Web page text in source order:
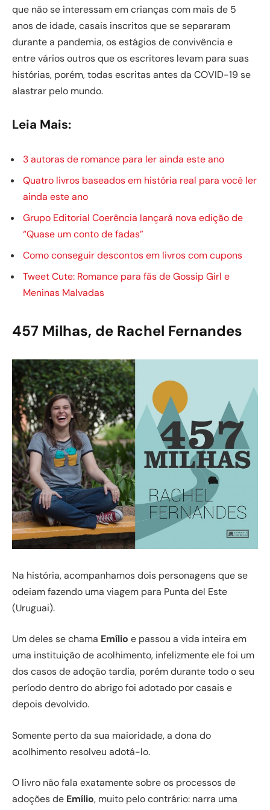
que não se interessam em crianças com mais de 5
anos de idade, casais inscritos que se separaram
durante a pandemia, os estágios de convivência e
entre vários outros que os escritores levam para suas
histórias, porém, todas escritas antes da COVID-19 se
alastrar pelo mundo.
Leia Mais:
3 autoras de romance para ler ainda este ano
Quatro livros baseados em história real para você ler
ainda este ano
Grupo Editorial Coerência lançará nova edição de
“Quase um conto de fadas”
Como conseguir descontos em livros com cupons
Tweet Cute: Romance para fãs de Gossip Girl e
Meninas Malvadas
457 Milhas, de Rachel Fernandes
Na história, acompanhamos dois personagens que se
odeiam fazendo uma viagem para Punta del Este
(Uruguai).
Um deles se chama Emílio e passou a vida inteira em
uma instituição de acolhimento, infelizmente ele foi um
dos casos de adoção tardia, porém durante todo o seu
período dentro do abrigo foi adotado por casais e
depois devolvido.
Somente perto da sua maioridade, a dona do
acolhimento resolveu adotá-lo.
O livro não fala exatamente sobre os processos de
adoções de Emílio, muito pelo contrário: narra uma